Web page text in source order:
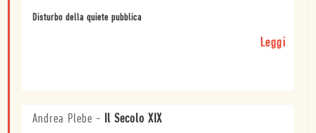
Disturbo della quiete pubblica
Leggi
Andrea Plebe - Il Secolo XIX